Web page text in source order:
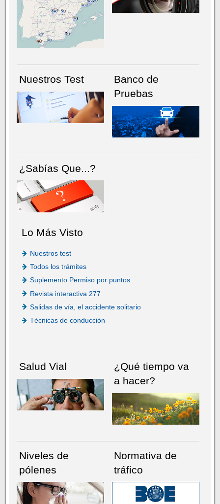
NÚMERO ACTUALHEMEROTECA
Nuestros Test
Banco de
Pruebas
¿Sabías Que...?
Lo Más Visto
Nuestros test
Todos los trámites
Suplemento Permiso por puntos
Revista interactiva 277
Salidas de vía, el accidente solitario
Técnicas de conducción
Salud Vial
¿Qué tiempo va
a hacer?
Niveles de
pólenes
Normativa de
tráfico